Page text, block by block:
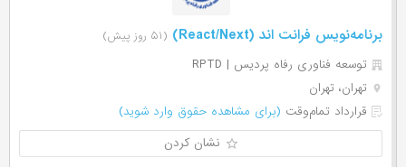
برنامه‌نویس فرانت اند (React/Next) (۵۱ روز پیش)
توسعه فناوری رفاه پردیس | RPTD
تهران، تهران
قرارداد تمام‌وقت (برای مشاهده حقوق وارد شوید)
نشان کردن